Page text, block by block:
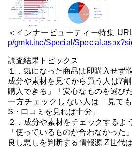
＜インナービューティー特集
p/gmkt.inc/Special/
調査結果トピックス
１．気になった商品は即購入せず
成分や素材を見てから買う人は7
購入できる」「安心なものを選びた
一方チェックしない人は「見て
S・口コミを見れば十分」
２．成分や素材をチェックするよ
「使っているものが合わなかった」
良し悪しを判断する情報源 Z世代